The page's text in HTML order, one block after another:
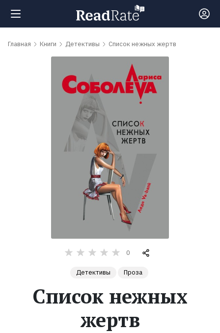
Поиск
Экранизации
Главная Книги Детективы Список нежных жертв
0
Детективы Проза
Список нежных
жертв